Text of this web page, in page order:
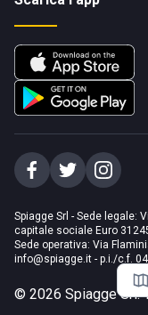
Spiagge Srl - Sede legale:
capitale sociale Euro
Sede operativa: Via
info@spiagge.it - p.i./c.f.
© 2026 Spiagge Srl.